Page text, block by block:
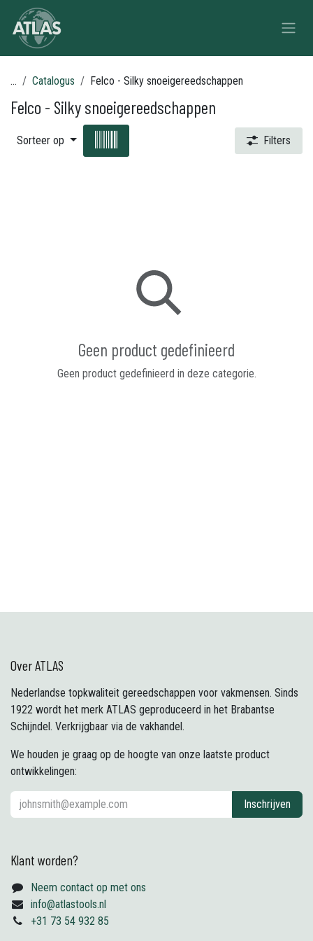
Overslaan naar inhoud
... Catalogus Felco - Silky snoeigereedschappen
Felco - Silky snoeigereedschappen
Sorteer op Filters
Geen product gedefinieerd
Geen product gedefinieerd in deze categorie.
Over ATLAS
Nederlandse topkwaliteit gereedschappen voor vakmensen. Sinds
1922 wordt het merk ATLAS geproduceerd in het Brabantse
Schijndel. Verkrijgbaar via de vakhandel.
We houden je graag op de hoogte van onze laatste product
ontwikkelingen:
Inschrijven
Klant worden?
Neem contact op met ons
info@atlastools.nl
+31 73 54 932 85